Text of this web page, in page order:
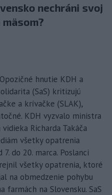
nechráni svoj
hnutie KDH a
(SaS) kritizujú
a krívačke (SLAK),
KDH vyzvalo ministra
Richarda Takáča
všetky opatrenia
do 20. marca. Poslanci
všetky opatrenia, ktoré
na obmedzenie pohybu
farmách na Slovensku. SaS